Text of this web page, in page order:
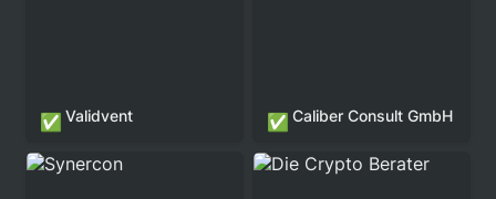
✅ Validvent ✅ Caliber Consult GmbH
Synercon Die Crypto Berater